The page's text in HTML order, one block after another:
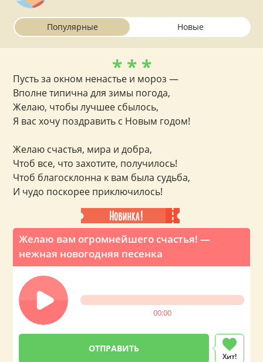
Популярные Новые
Желаю вам огромнейшего счастья! —
нежная новогодняя песенка
00:00
Хит!
* * *
Пусть за окном ненастье и мороз —
Вполне типична для зимы погода,
Желаю, чтобы лучшее сбылось,
Я вас хочу поздравить с Новым годом!
Желаю счастья, мира и добра,
Чтоб все, что захотите, получилось!
Чтоб благосклонна к вам была судьба,
И чудо поскорее приключилось!